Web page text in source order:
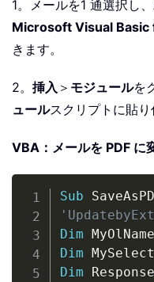
1。メールを1 通選択し、
Microsoft Visual
きます。
2。 挿入 ＞ モジュールを
ュールスクリプトに貼り
VBA：メールを PDF に
Sub
Dim
Dim
Dim